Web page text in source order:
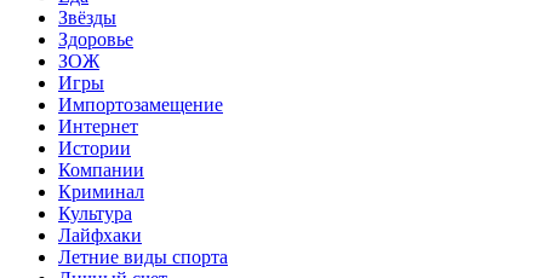
Звёзды
Здоровье
ЗОЖ
Игры
Импортозамещение
Интернет
Истории
Компании
Криминал
Культура
Лайфхаки
Летние виды спорта